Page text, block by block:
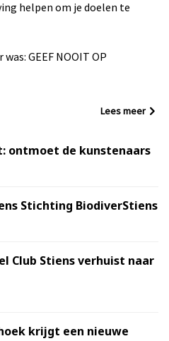
helpen om je doelen te
GEEF NOOIT OP
Lees meer
ontmoet de kunstenaars
Stichting BiodiverStiens
Club Stiens verhuist naar
krijgt een nieuwe